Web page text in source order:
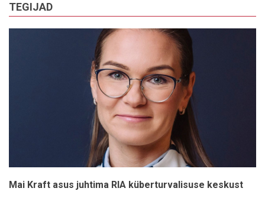
TEGIJAD
Mai Kraft asus juhtima RIA küberturvalisuse keskust